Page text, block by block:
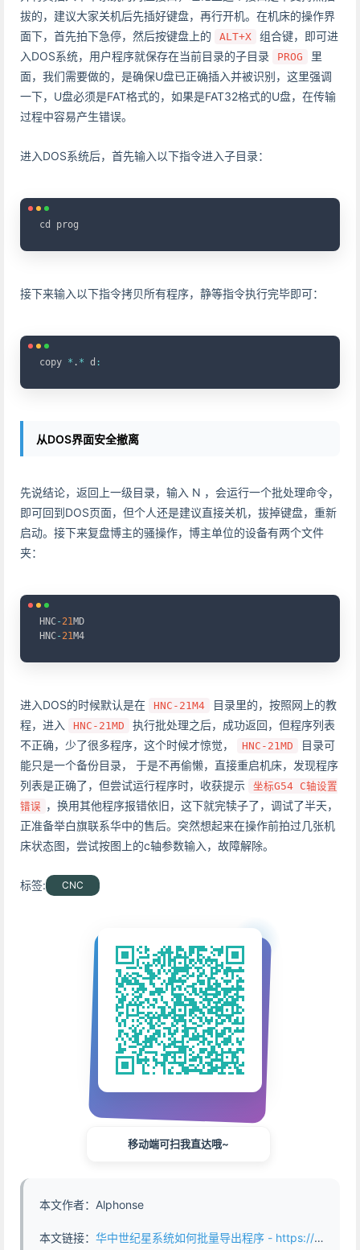
拔的，建议大家关机后先插好键盘，再行开机。在机床的操作界
面下，首先拍下急停，然后按键盘上的
ALT+X
组合键，即可进
入DOS系统，用户程序就保存在当前目录的子目录
PROG
里
面，我们需要做的，是确保U盘已正确插入并被识别，这里强调
一下，U盘必须是FAT格式的，如果是FAT32格式的U盘，在传输
过程中容易产生错误。
进入DOS系统后，首先输入以下指令进入子目录：
cd prog
接下来输入以下指令拷贝所有程序，静等指令执行完毕即可：
copy * . * d :
从DOS界面安全撤离
先说结论，返回上一级目录，输入 N ，会运行一个批处理命令，
即可回到DOS页面，但个人还是建议直接关机，拔掉键盘，重新
启动。接下来复盘博主的骚操作，博主单位的设备有两个文件
夹：
HNC- 21MD
HNC- 21M4
进入DOS的时候默认是在 HNC-21M4
目录里的，按照网上的教
程，进入
HNC-21MD
执行批处理之后，成功返回，但程序列表
不正确，少了很多程序，这个时候才惊觉，
HNC-21MD
目录可
能只是一个备份目录， 于是不再偷懒，直接重启机床，发现程序
列表是正确了，但尝试运行程序时，收获提示
坐标G54 C轴设置
错误 ，换用其他程序报错依旧，这下就完犊子了，调试了半天，
正准备举白旗联系华中的售后。突然想起来在操作前拍过几张机
床状态图，尝试按图上的c轴参数输入，故障解除。
标签: CNC
移动端可扫我直达哦~
本文作者：Alphonse
本文链接： 华中世纪星系统如何批量导出程序 - https://www.abddb.com/export_programs_from_the_Huazhong_Century_Star_system.html